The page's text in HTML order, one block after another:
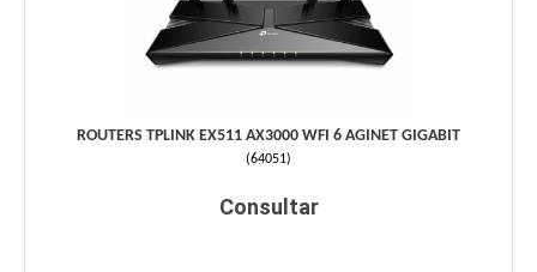
ROUTERS TPLINK EX511 AX3000 WFI 6 AGINET GIGABIT
(64051)
Consultar